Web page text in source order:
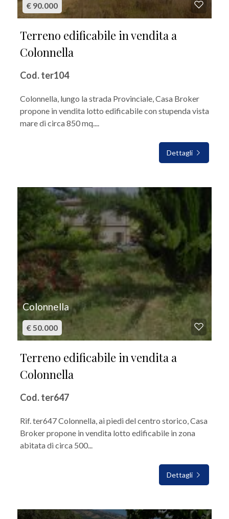
€ 90.000
Terreno edificabile in vendita a
Colonnella
Cod. ter104
Colonnella, lungo la strada Provinciale, Casa Broker
propone in vendita lotto edificabile con stupenda vista
mare di circa 850 mq....
Dettagli
Colonnella
€ 50.000
Terreno edificabile in vendita a
Colonnella
Cod. ter647
Rif. ter647 Colonnella, ai piedi del centro storico, Casa
Broker propone in vendita lotto edificabile in zona
abitata di circa 500...
Dettagli